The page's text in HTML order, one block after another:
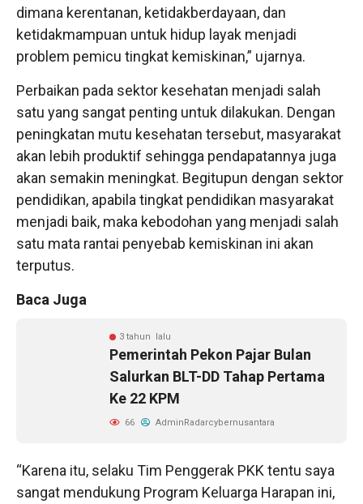
dimana kerentanan, ketidakberdayaan, dan
ketidakmampuan untuk hidup layak menjadi
problem pemicu tingkat kemiskinan,” ujarnya.
Perbaikan pada sektor kesehatan menjadi salah
satu yang sangat penting untuk dilakukan. Dengan
peningkatan mutu kesehatan tersebut, masyarakat
akan lebih produktif sehingga pendapatannya juga
akan semakin meningkat. Begitupun dengan sektor
pendidikan, apabila tingkat pendidikan masyarakat
menjadi baik, maka kebodohan yang menjadi salah
satu mata rantai penyebab kemiskinan ini akan
terputus.
Baca Juga
3 tahun lalu
Pemerintah Pekon Pajar Bulan
Salurkan BLT-DD Tahap Pertama
Ke 22 KPM
66 AdminRadarcybernusantara
“Karena itu, selaku Tim Penggerak PKK tentu saya
sangat mendukung Program Keluarga Harapan ini,